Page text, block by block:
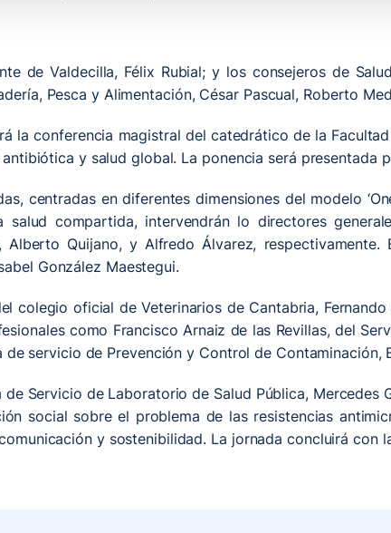
de Valdecilla, Félix Rubial; y los consejeros de
Pesca y Alimentación, César Pascual, Roberto
la conferencia magistral del catedrático de la
y salud global. La ponencia será presentada
centradas en diferentes dimensiones del modelo
compartida, intervendrán lo directores
Quijano, y Alfredo Álvarez,
González Maestegui.
colegio oficial de Veterinarios de Cantabria,
como Francisco Arnaiz de las Revillas, del
servicio de Prevención y Control de Contaminación,
Servicio de Laboratorio de Salud Pública,
social sobre el problema de las resistencias
y sostenibilidad. La jornada concluirá con